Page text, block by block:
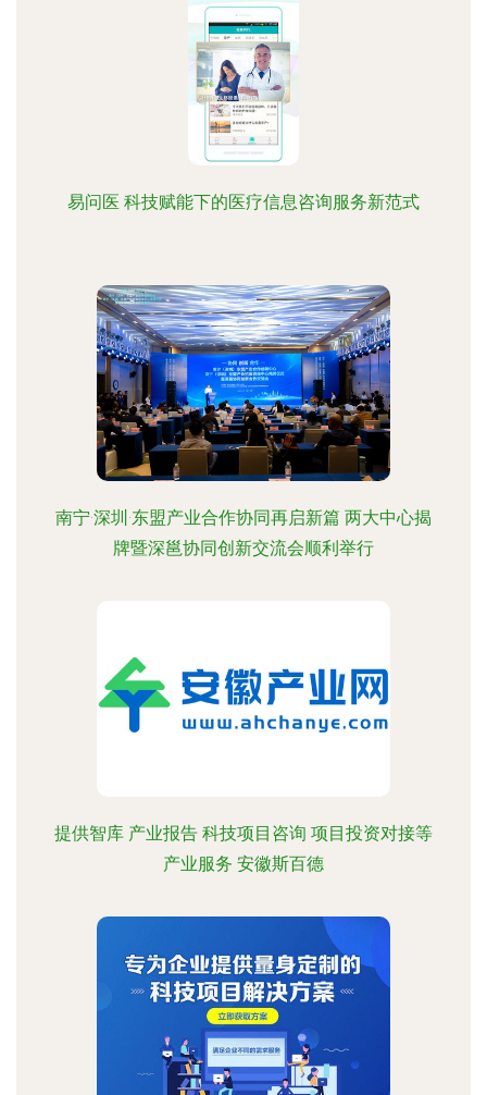
易问医 科技赋能下的医疗信息咨询服务新范式
南宁·深圳·东盟产业合作协同再启新篇 两大中心揭
牌暨深邕协同创新交流会顺利举行
提供智库 产业报告 科技项目咨询 项目投资对接等
产业服务 安徽斯百德